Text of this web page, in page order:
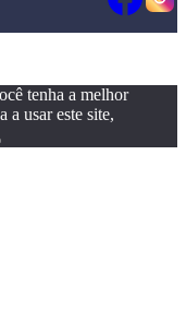
tenha a melhor
a usar este site,